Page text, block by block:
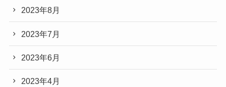
2023年8月
2023年7月
2023年6月
2023年4月